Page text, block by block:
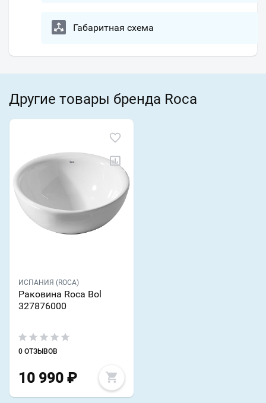
Габаритная схема
Другие товары бренда Roca
ИСПАНИЯ (ROCA)
Раковина Roca Bol
327876000
0 ОТЗЫВОВ
10 990 ₽